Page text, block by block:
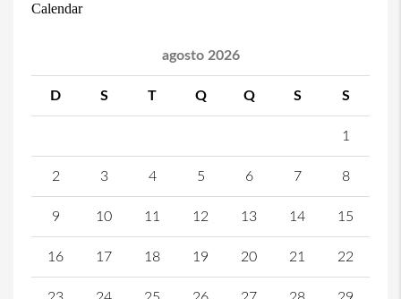
Calendar
agosto 2026
D S T Q Q S S
1
2 3 4 5 6 7 8
9 10 11 12 13 14 15
16 17 18 19 20 21 22